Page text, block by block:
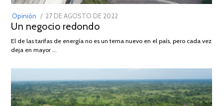
Opinión
POSTED
ON
27 DE AGOSTO DE 2022
DE
Un negocio redondo
El de las tarifas de energía no es un tema nuevo en el país, pero cada vez
deja en mayor …